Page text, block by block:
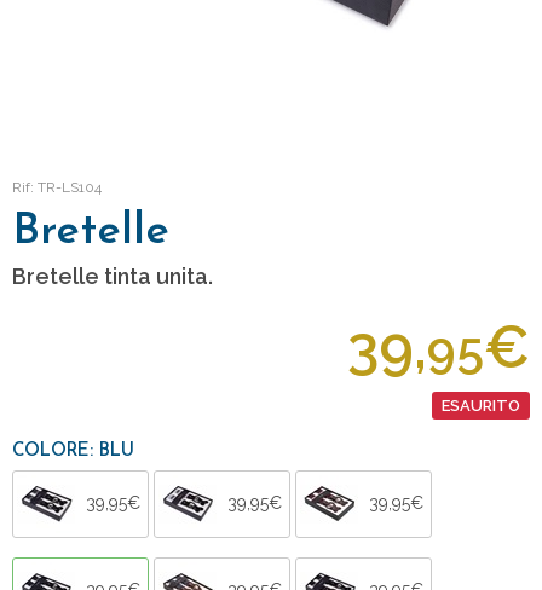
Rif: TR-LS104
Bretelle
Bretelle tinta unita.
39,95€
ESAURITO
COLORE: BLU
39,95€ 39,95€ 39,95€